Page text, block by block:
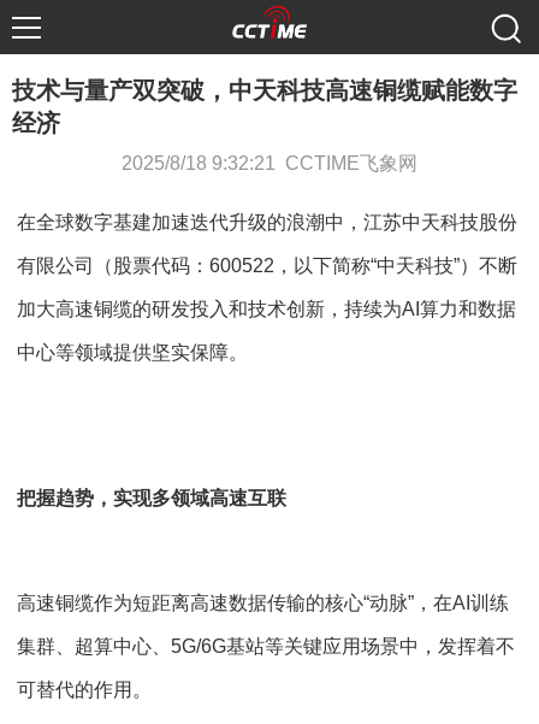
技术与量产双突破，中天科技高速铜缆赋能数字
经济
2025/8/18 9:32:21 CCTIME飞象网
在全球数字基建加速迭代升级的浪潮中，江苏中天科技股份
有限公司（股票代码：600522，以下简称“中天科技”）不断
加大高速铜缆的研发投入和技术创新，持续为AI算力和数据
中心等领域提供坚实保障。
把握趋势，实现多领域高速互联
高速铜缆作为短距离高速数据传输的核心“动脉”，在AI训练
集群、超算中心、5G/6G基站等关键应用场景中，发挥着不
可替代的作用。